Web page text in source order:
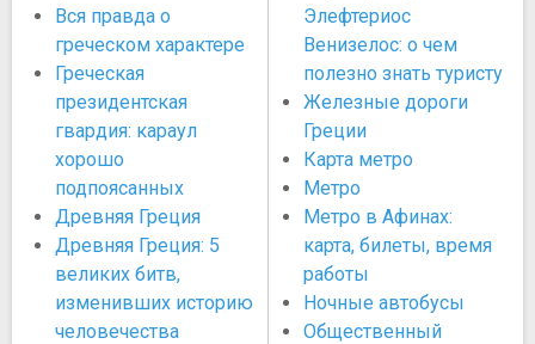
Вся правда о
греческом характере
Греческая
президентская
гвардия: караул
хорошо
подпоясанных
Древняя Греция
Древняя Греция: 5
великих битв,
изменивших историю
человечества
Элефтериос
Венизелос: о чем
полезно знать туристу
Железные дороги
Греции
Карта метро
Метро
Метро в Афинах:
карта, билеты, время
работы
Ночные автобусы
Общественный